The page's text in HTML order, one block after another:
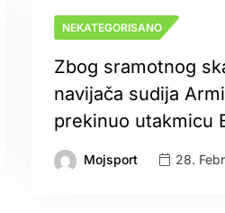
NEKATEGORISANO
Zbog sramotnog
navijača sudija
prekinuo utakmicu
Mojsport 28.